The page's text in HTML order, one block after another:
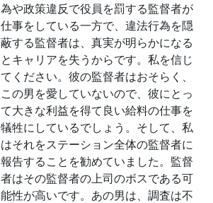
為や政策違反で役員を罰する監督者が
仕事をしている一方で、違法行為を隠
蔽する監督者は、真実が明らかになる
とキャリアを失うからです。私を信じ
てください。彼の監督者はおそらく、
この男を愛していないので、彼にとっ
て大きな利益を得て良い給料の仕事を
犠牲にしているでしょう。そして、私
はそれをステーション全体の監督者に
報告することを勧めていました。監督
者はその監督者の上司のボスである可
能性が高いです。あの男は、調査は不